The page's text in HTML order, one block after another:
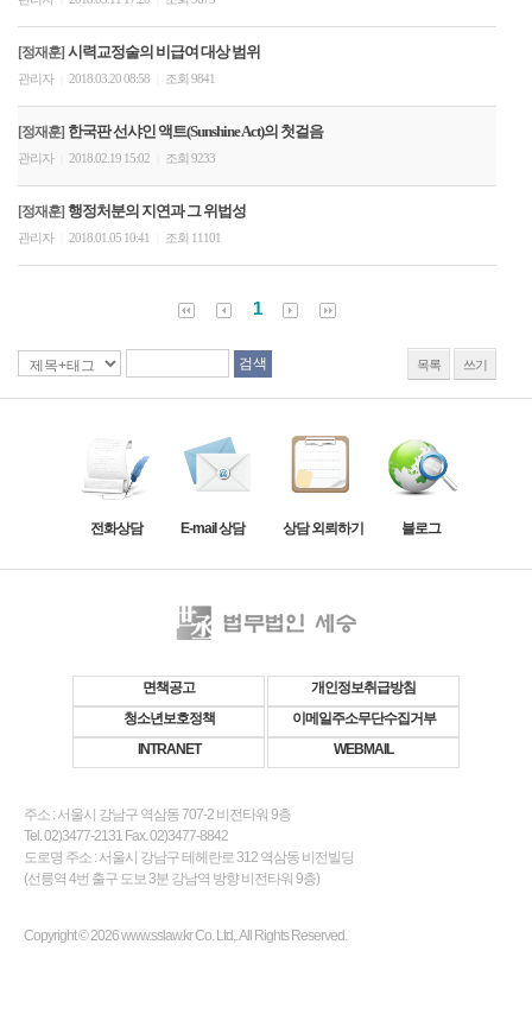
[정재훈] 시력교정술의 비급여 대상 범위
관리자 2018.03.20 08:58 조회 9841
[정재훈] 한국판 선샤인 액트(Sunshine Act)의 첫걸음
관리자 2018.02.19 15:02 조회 9233
[정재훈] 행정처분의 지연과 그 위법성
관리자 2018.01.05 10:41 조회 11101
1
목록 쓰기
전화상담 E-mail 상담 상담 외뢰하기 블로그
면책공고
개인정보취급방침
청소년보호정책
이메일주소무단수집거부
INTRANET
WEBMAIL
주소 : 서울시 강남구 역삼동 707-2 비전타워 9층
Tel. 02)3477-2131 Fax. 02)3477-8842
도로명 주소 : 서울시 강남구 테헤란로 312 역삼동 비전빌딩
(선릉역 4번 출구 도보 3분 강남역 방향 비전타워 9층)
Copyright © 2026 www.sslaw.kr Co. Ltd,. All Rights Reserved.